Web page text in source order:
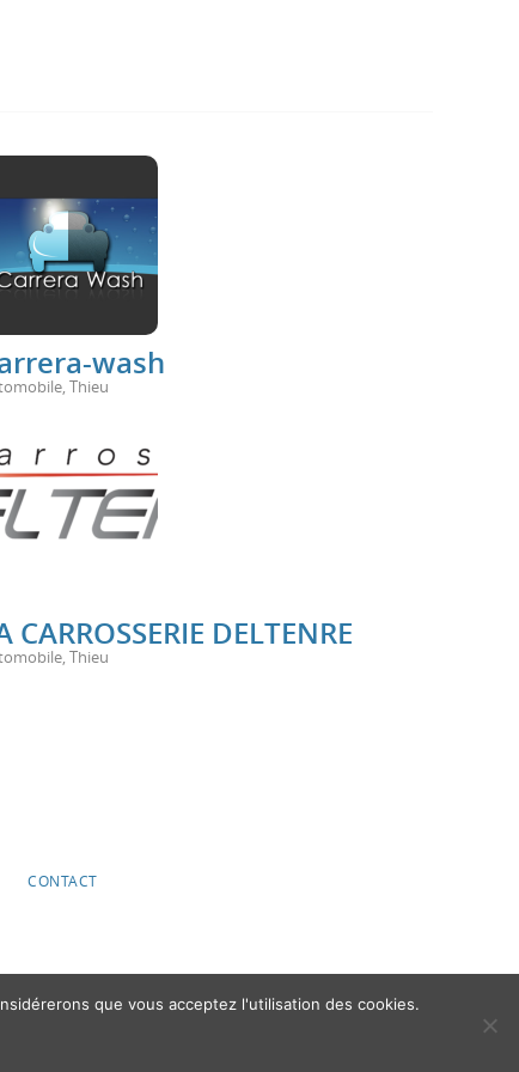
wash
, Thieu
CARROSSERIE DELTENRE
, Thieu
CONTACT
que vous acceptez l'utilisation des cookies.